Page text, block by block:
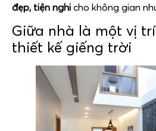
đẹp, tiện nghi cho không gian
Giữa nhà là một vị
thiết kế giếng trời